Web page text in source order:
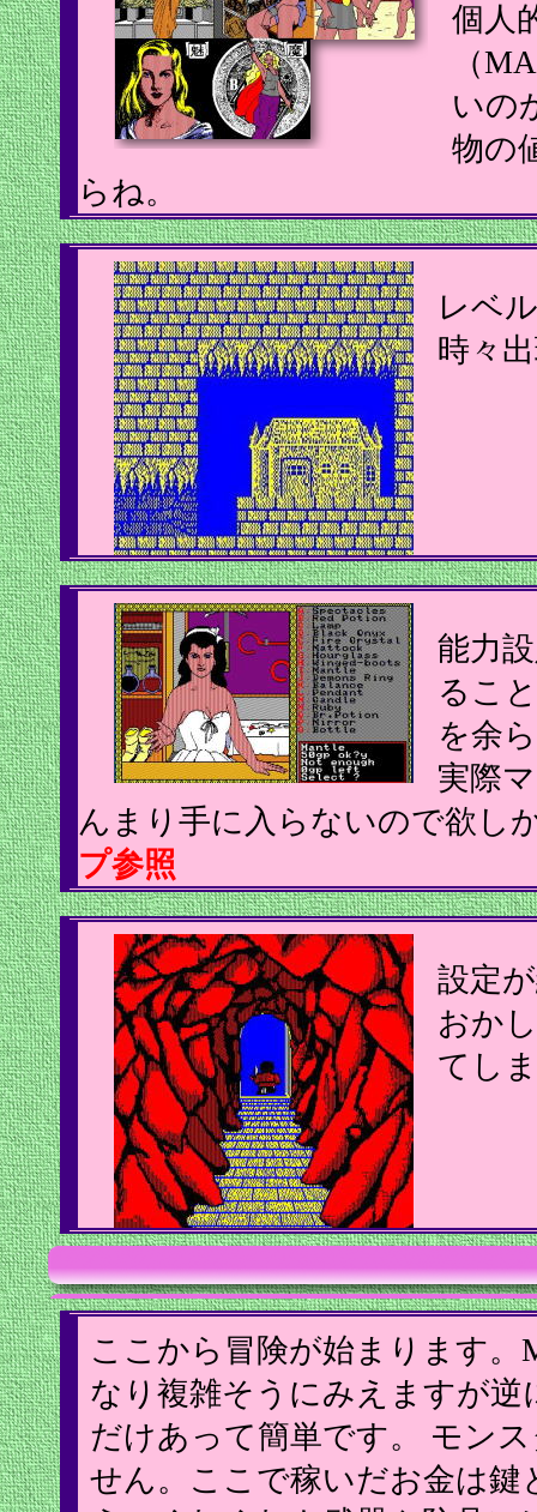
個人
（
いの
物の
らね。
レベ
時々
能力
るこ
を余
実際
んまり手に入らないので欲し
プ参照
設定
おか
てし
ここから冒険が始まります
なり複雑そうにみえますが
だけあって簡単です。 モン
せん。ここで稼いだお金は